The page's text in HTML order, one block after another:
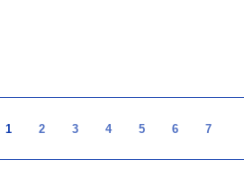
1 2 3 4 5 6 7